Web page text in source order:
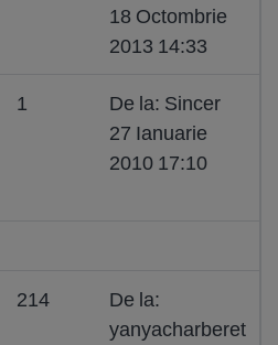
18 Octombrie
2013 14:33
1
De la: Sincer
27 Ianuarie
2010 17:10
214
De la:
yanyacharberet